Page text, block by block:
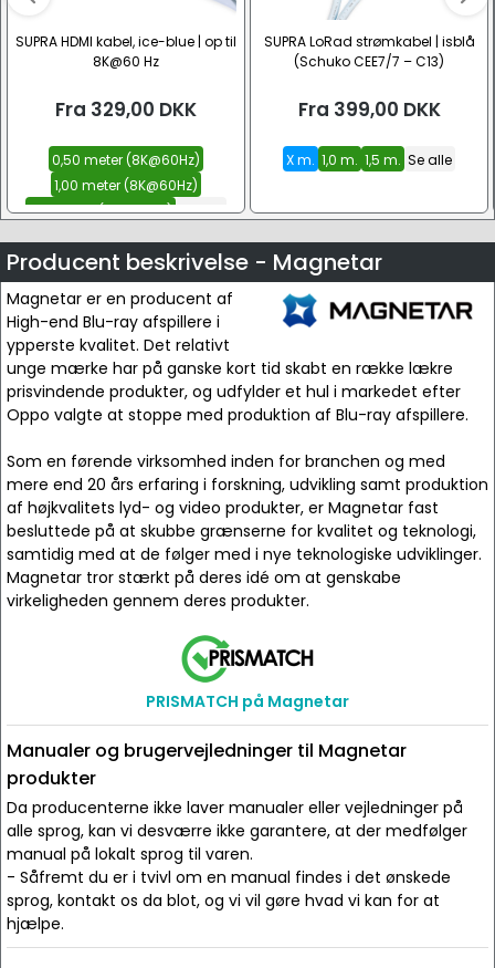
SUPRA HDMI kabel, ice-blue | op til
8K@60 Hz
Fra 329,00 DKK
0,50 meter (8K@60Hz)
1,00 meter (8K@60Hz)
1,50 meter (8K@60Hz) Se alle
SUPRA LoRad strømkabel | isblå
(Schuko CEE7/7 – C13)
Fra 399,00 DKK
X m. 1,0 m. 1,5 m. Se alle
Producent beskrivelse - Magnetar
Magnetar er en producent af
High-end Blu-ray afspillere i
ypperste kvalitet. Det relativt
unge mærke har på ganske kort tid skabt en række lækre
prisvindende produkter, og udfylder et hul i markedet efter
Oppo valgte at stoppe med produktion af Blu-ray afspillere.
Som en førende virksomhed inden for branchen og med
mere end 20 års erfaring i forskning, udvikling samt produktion
af højkvalitets lyd- og video produkter, er Magnetar fast
besluttede på at skubbe grænserne for kvalitet og teknologi,
samtidig med at de følger med i nye teknologiske udviklinger.
Magnetar tror stærkt på deres idé om at genskabe
virkeligheden gennem deres produkter.
PRISMATCH på Magnetar
Manualer og brugervejledninger til Magnetar
produkter
Da producenterne ikke laver manualer eller vejledninger på
alle sprog, kan vi desværre ikke garantere, at der medfølger
manual på lokalt sprog til varen.
- Såfremt du er i tvivl om en manual findes i det ønskede
sprog, kontakt os da blot, og vi vil gøre hvad vi kan for at
hjælpe.